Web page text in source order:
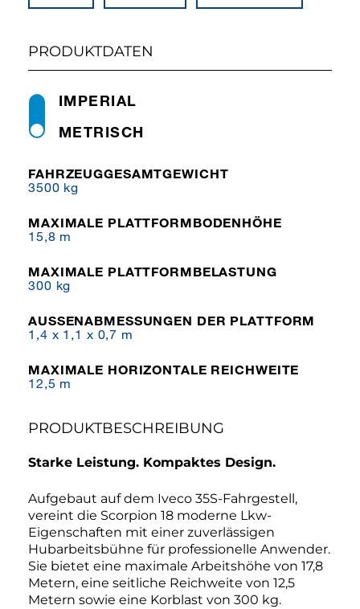
PRODUKTDATEN
METRISCH
IMPERIAL
FAHRZEUGGESAMTGEWICHT
3500 kg
MAXIMALE PLATTFORMBODENHÖHE
15,8 m
MAXIMALE PLATTFORMBELASTUNG
300 kg
AUSSENABMESSUNGEN DER PLATTFORM
1,4 x 1,1 x 0,7 m
MAXIMALE HORIZONTALE REICHWEITE
12,5 m
PRODUKTBESCHREIBUNG
Starke Leistung. Kompaktes Design.
Aufgebaut auf dem Iveco 35S-Fahrgestell,
vereint die Scorpion 18 moderne Lkw-
Eigenschaften mit einer zuverlässigen
Hubarbeitsbühne für professionelle Anwender.
Sie bietet eine maximale Arbeitshöhe von 17,8
Metern, eine seitliche Reichweite von 12,5
Metern sowie eine Korblast von 300 kg.